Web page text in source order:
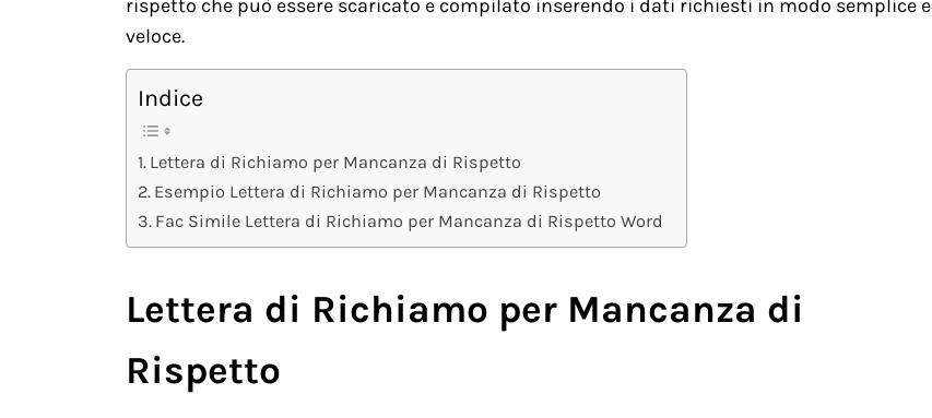
rispetto che può essere scaricato e compilato inserendo i dati richiesti in modo semplice e
veloce.
Indice
Lettera di Richiamo per Mancanza di Rispetto
Esempio Lettera di Richiamo per Mancanza di Rispetto
Fac Simile Lettera di Richiamo per Mancanza di Rispetto Word
Lettera di Richiamo per Mancanza di
Rispetto